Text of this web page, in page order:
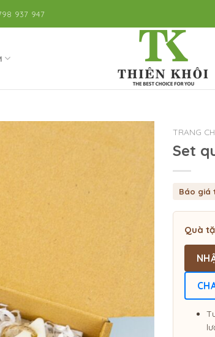
937 947
TRANG
Set
Báo giá
Quà